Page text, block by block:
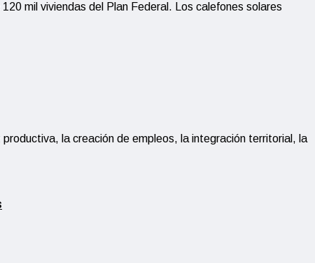
mil viviendas del Plan Federal. Los calefones solares
la creación de empleos, la integración territorial, la